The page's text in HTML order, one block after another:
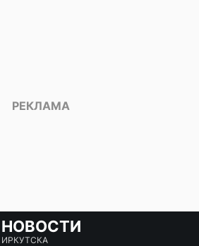
НОВОСТИ
ИРКУТСКА